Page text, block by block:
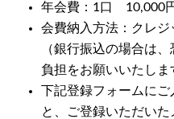
年会費：1口 10,000
会費納入方法：クレ
（銀行振込の場合は
負担をお願いいたしま
下記登録フォームに
と、ご登録いただい